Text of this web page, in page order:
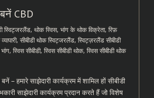
CBD
स्विट्जरलैंड, थोक स्विस, भांग के थोक विक्रेता, रिफ़
, सीबीडी थोक स्विट्जरलैंड, स्विट्ज़रलैंड सीबीडी
, स्विस सीबीडी, स्विस सीबीडी थोक, स्विस सीबीडी थोक
– हमारे साझेदारी कार्यक्रम में शामिल हों सीबीडी
साझेदारी कार्यक्रम प्रदान करते हैं जो विशेष